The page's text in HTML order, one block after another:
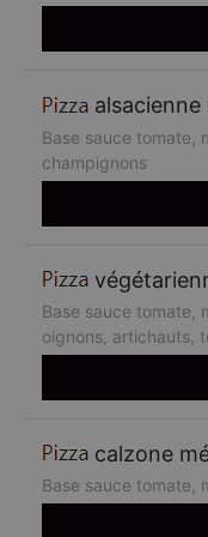
alsacienne
Base sauce tomate,
champignons
Base sauce tomate,
oignons, artichauts,
calzone
Base sauce tomate,